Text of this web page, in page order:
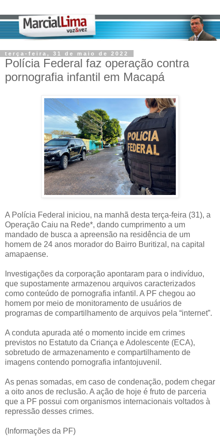
terça-feira, 31 de maio de 2022
Polícia Federal faz operação contra
pornografia infantil em Macapá
A Polícia Federal iniciou, na manhã desta terça-feira (31), a
Operação Caiu na Rede*, dando cumprimento a um
mandado de busca a apreensão na residência de um
homem de 24 anos morador do Bairro Buritizal, na capital
amapaense.
Investigações da corporação apontaram para o indivíduo,
que supostamente armazenou arquivos caracterizados
como conteúdo de pornografia infantil. A PF chegou ao
homem por meio de monitoramento de usuários de
programas de compartilhamento de arquivos pela “internet”.
A conduta apurada até o momento incide em crimes
previstos no Estatuto da Criança e Adolescente (ECA),
sobretudo de armazenamento e compartilhamento de
imagens contendo pornografia infantojuvenil.
As penas somadas, em caso de condenação, podem chegar
a oito anos de reclusão. A ação de hoje é fruto de parceria
que a PF possui com organismos internacionais voltados à
repressão desses crimes.
(Informações da PF)